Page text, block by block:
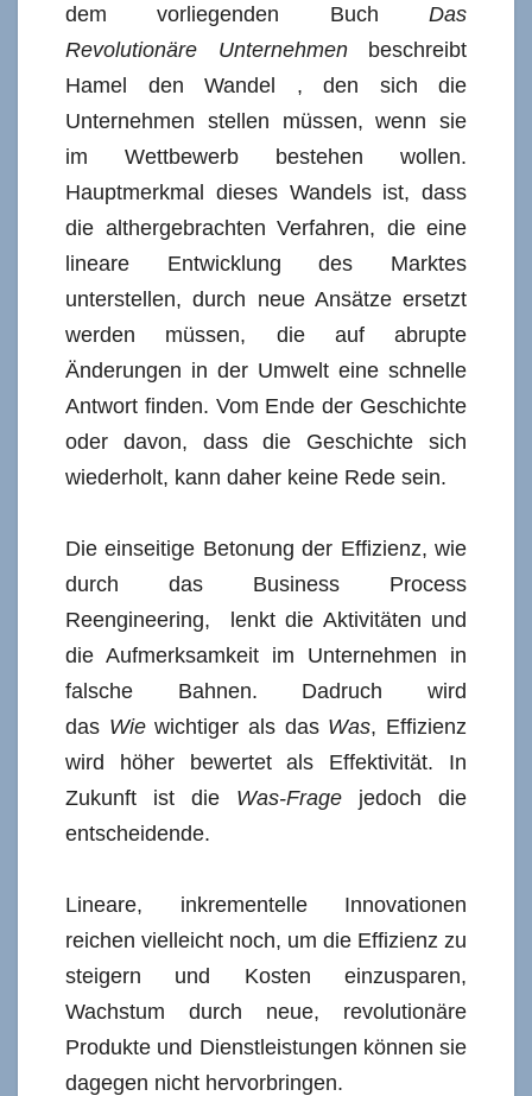
dem vorliegenden Buch Das
Revolutionäre Unternehmenbeschreibt
Hamel den Wandel , den sich die
Unternehmen stellen müssen, wenn sie
im Wettbewerb bestehen wollen.
Hauptmerkmal dieses Wandels ist, dass
die althergebrachten Verfahren, die eine
lineare Entwicklung des Marktes
unterstellen, durch neue Ansätze ersetzt
werden müssen, die auf abrupte
Änderungen in der Umwelt eine schnelle
Antwort finden. Vom Ende der Geschichte
oder davon, dass die Geschichte sich
wiederholt, kann daher keine Rede sein.
Die einseitige Betonung der Effizienz, wie
durch das Business Process
Reengineering, lenkt die Aktivitäten und
die Aufmerksamkeit im Unternehmen in
falsche Bahnen. Dadruch wird
das Wiewichtiger als das Was, Effizienz
wird höher bewertet als Effektivität. In
Zukunft ist die Was-Frage jedoch die
entscheidende.
Lineare, inkrementelle Innovationen
reichen vielleicht noch, um die Effizienz zu
steigern und Kosten einzusparen,
Wachstum durch neue, revolutionäre
Produkte und Dienstleistungen können sie
dagegen nicht hervorbringen.